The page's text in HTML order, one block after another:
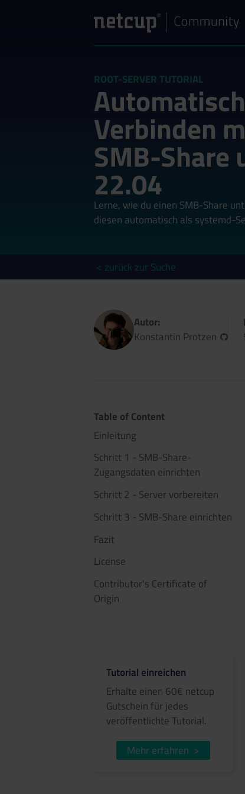
ROOT-SERVER TUTORIAL
Verbinden
SMB-Share
22.04
Lerne, wie du einen SMB-Share
diesen automatisch als systemd-
< zurück zur Suche
Autor:
Konstantin Protzen
Table of Content
Einleitung
Schritt 1 - SMB-Share-
Zugangsdaten einrichten
Schritt 2 - Server vorbereiten
Schritt 3 - SMB-Share einrichten
Fazit
License
Contributor's Certificate of
Origin
Tutorial einreichen
Erhalte einen 60€ netcup
Gutschein für jedes
veröffentlichte Tutorial.
Mehr erfahren >